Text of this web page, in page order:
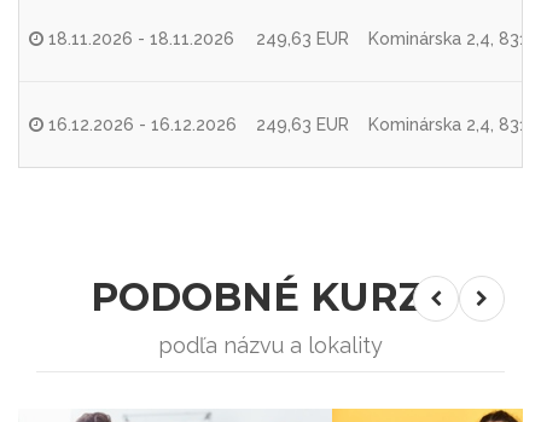
18.11.2026 - 18.11.2026 249,63 EUR Kominárska 2,4,
16.12.2026 - 16.12.2026 249,63 EUR Kominárska 2,4,
PODOBNÉ KURZY
podľa názvu a lokality